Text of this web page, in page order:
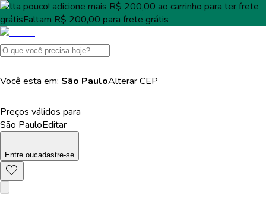
Falta pouco! adicione mais R$ 200,00 ao carrinho para terfrete
grátisFaltam R$ 200,00 para frete grátis
Você esta em: São PauloAlterarCEP
Preços válidos para
São PauloEditar
Entre oucadastre-se